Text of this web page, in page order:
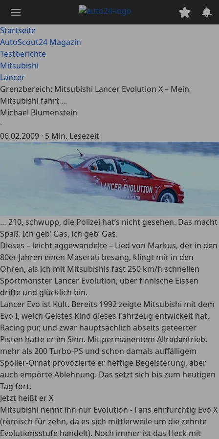
Hauptinhalt
springen
Startseite
AutoScout24 Magazin
Testberichte
Mitsubishi
Lancer
Grenzbereich: Mitsubishi Lancer Evolution X – Mein
Mitsubishi fährt ...
Michael Blumenstein
·
06.02.2009 · 5 Min. Lesezeit
… 210, schwupp, die Polizei hat’s nicht gesehen. Das macht
Spaß. Ich geb’ Gas, ich geb’ Gas.
Dieses – leicht aggewandelte – Lied von Markus, der in den
80er Jahren einen Maserati besang, klingt mir in den
Ohren, als ich mit Mitsubishis fast 250 km/h schnellen
Sportmonster Lancer Evolution, über finnische Eissen
drifte und glücklich bin.
Lancer Evo ist Kult. Bereits 1992 zeigte Mitsubishi mit dem
Evo I, welch Geistes Kind dieses Fahrzeug entwickelt hat.
Racing pur, und zwar hauptsächlich abseits geteerter
Pisten hatte er im Sinn. Mit permanentem Allradantrieb,
mehr als 200 Turbo-PS und schon damals auffälligem
Spoiler-Ornat provozierte er heftige Begeisterung, aber
auch empörte Ablehnung. Das setzt sich bis zum heutigen
Tag fort.
Jetzt heißt er X
Mitsubishi nennt ihn nur Evolution - Fans ehrfürchtig Evo X
(römisch für zehn, da es sich mittlerweile um die zehnte
Evolutionsstufe handelt). Noch immer ist das Heck mit